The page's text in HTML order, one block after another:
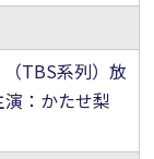
TBS系列）放
：かたせ梨